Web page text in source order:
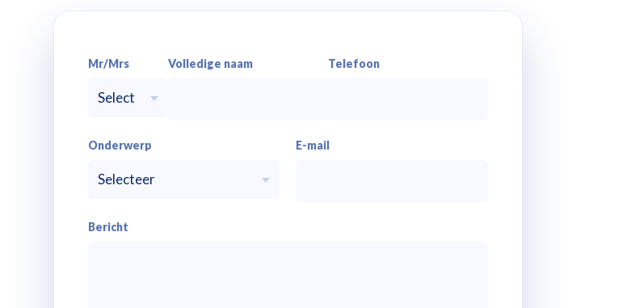
Mr/Mrs
Select
Volledige naam Telefoon
Onderwerp
Selecteer
E-mail
Bericht